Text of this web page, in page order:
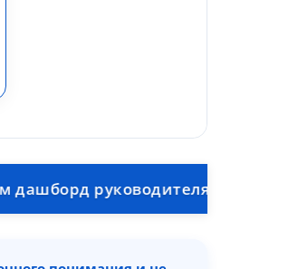
руководителя: выручка,